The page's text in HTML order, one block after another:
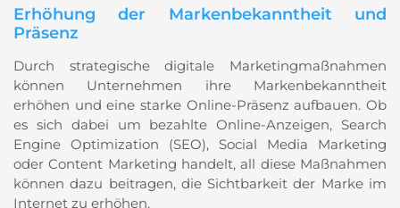
Erhöhung der Markenbekanntheit und
Präsenz
Durch strategische digitale Marketingmaßnahmen
können Unternehmen ihre Markenbekanntheit
erhöhen und eine starke Online-Präsenz aufbauen. Ob
es sich dabei um bezahlte Online-Anzeigen, Search
Engine Optimization (SEO), Social Media Marketing
oder Content Marketing handelt, all diese Maßnahmen
können dazu beitragen, die Sichtbarkeit der Marke im
Internet zu erhöhen.